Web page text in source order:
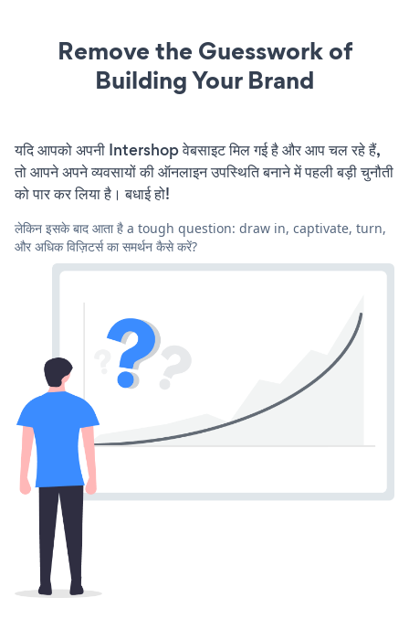
Remove the Guesswork of
Building Your Brand
यदि आपको अपनी Intershop वेबसाइट मिल गई है और आप चल रहे हैं,
तो आपने अपने व्यवसायों की ऑनलाइन उपस्थिति बनाने में पहली बड़ी चुनौती
को पार कर लिया है। बधाई हो!
लेकिन इसके बाद आता है a tough question: draw in, captivate, turn,
और अधिक विज़िटर्स का समर्थन कैसे करें?